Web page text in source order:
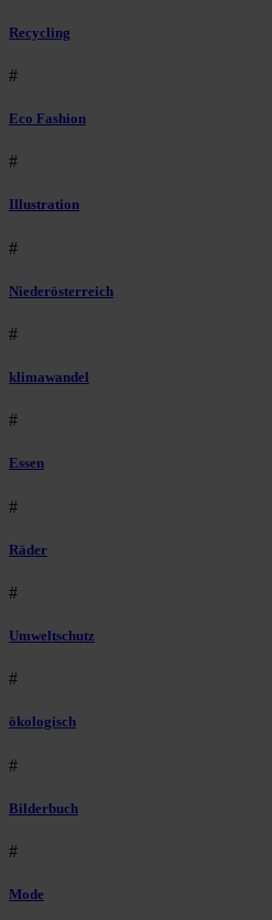
Recycling
#
Eco Fashion
#
Illustration
#
Niederösterreich
#
klimawandel
#
Essen
#
Räder
#
Umweltschutz
#
ökologisch
#
Bilderbuch
#
Mode